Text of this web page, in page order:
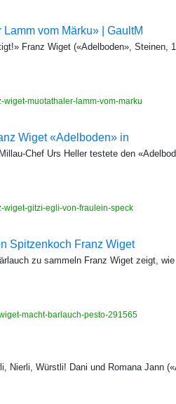
vom Märku» | GaultM
Franz Wiget («Adelboden», Steinen,
muotathaler-lamm-vom-marku
Wiget «Adelboden» in
Chef Urs Heller testete den
wiget-gitzi-egli-von-fraulein-speck
Spitzenkoch Franz Wiget
zu sammeln Franz Wiget zeigt,
macht-barlauch-pesto-291565
Nierli, Würstli! Dani und Romana Jann